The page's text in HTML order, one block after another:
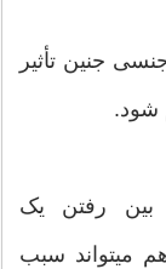
جنین تأثیر
شود.
بین رفتن یک
میتواند سبب